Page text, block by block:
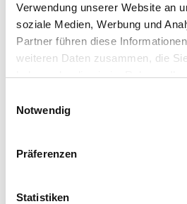
Verwendung unserer Website an
soziale Medien, Werbung und
Partner führen diese
weiteren Daten zusammen, die
haben oder die sie im Rahmen
Notwendig
Präferenzen
Statistiken
Umrechnungsfaktoren